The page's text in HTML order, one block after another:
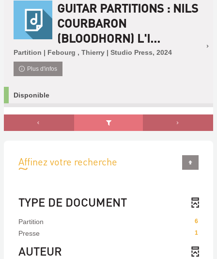
GUITAR PARTITIONS : NILS
COURBARON
(BLOODHORN) L'I...
Partition | Febourg , Thierry | Studio Press, 2024
Plus d'infos
Disponible
Affinez votre recherche
TYPE DE DOCUMENT
6
Partition
1
Presse
AUTEUR